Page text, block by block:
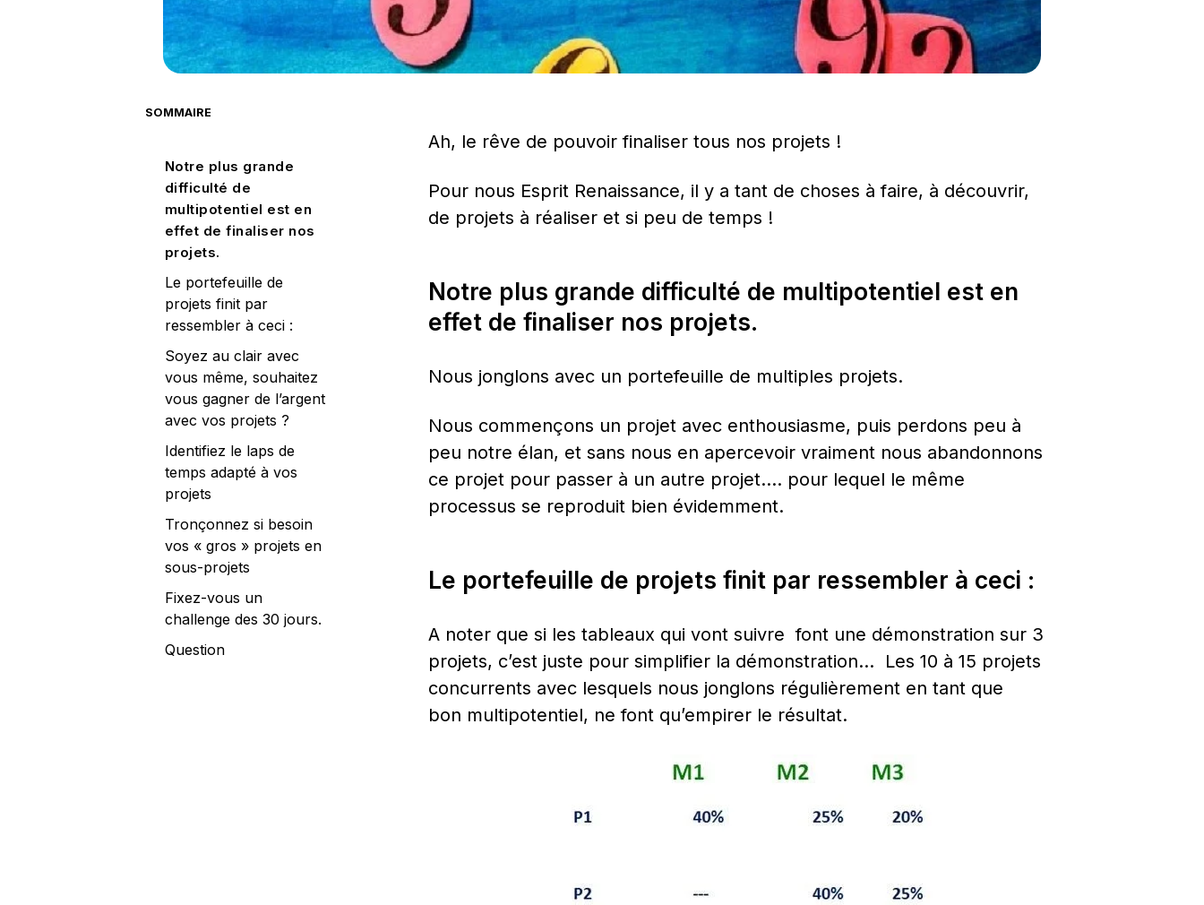
SOMMAIRE
Notre plus grande
difficulté de
multipotentiel est en
effet de finaliser nos
projets.
Le portefeuille de
projets finit par
ressembler à ceci :
Soyez au clair avec
vous même, souhaitez
vous gagner de l’argent
avec vos projets ?
Identifiez le laps de
temps adapté à vos
projets
Tronçonnez si besoin
vos « gros » projets en
sous-projets
Fixez-vous un
challenge des 30 jours.
Question
Ah, le rêve de pouvoir finaliser tous nos projets !
Pour nous Esprit Renaissance, il y a tant de choses à faire, à découvrir,
de projets à réaliser et si peu de temps !
Notre plus grande difficulté de multipotentiel est en
effet de finaliser nos projets.
Nous jonglons avec un portefeuille de multiples projets.
Nous commençons un projet avec enthousiasme, puis perdons peu à
peu notre élan, et sans nous en apercevoir vraiment nous abandonnons
ce projet pour passer à un autre projet…. pour lequel le même
processus se reproduit bien évidemment.
Le portefeuille de projets finit par ressembler à ceci :
A noter que si les tableaux qui vont suivre  font une démonstration sur 3
projets, c’est juste pour simplifier la démonstration…  Les 10 à 15 projets
concurrents avec lesquels nous jonglons régulièrement en tant que
bon multipotentiel, ne font qu’empirer le résultat.